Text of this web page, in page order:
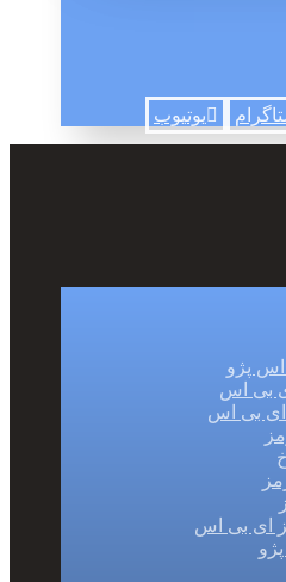
یوتیوب
پژو
بی اس
بی اس
ای بی اس